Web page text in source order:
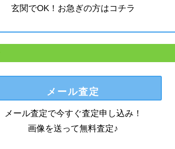
玄関でOK！お急ぎの方はコチラ
メール査定
メール査定で今すぐ査定申し込み！
画像を送って無料査定♪